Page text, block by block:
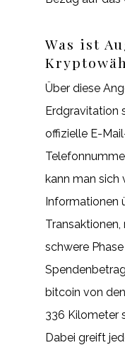
Was ist
Über diese
Erdgravitation
offizielle E-
kann man sich
Informationen
schwere
bitcoin von
336 Kilometer
Dabei greift